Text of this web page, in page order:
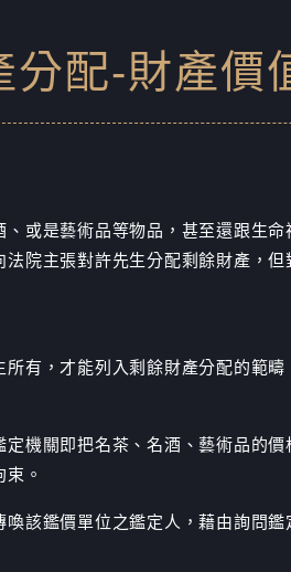
分配-財產價
或是藝術品等物品，甚至還跟生
院主張對許先生分配剩餘財產，
有，才能列入剩餘財產分配的範
機關即把名茶、名酒、藝術品的
。
該鑑價單位之鑑定人，藉由詢問